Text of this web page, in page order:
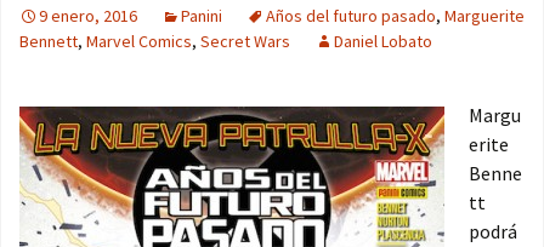
9 enero, 2016 Panini Años del futuro pasado, Marguerite
Bennett, Marvel Comics, Secret Wars Daniel Lobato
Margu
erite
Benne
tt
podrá